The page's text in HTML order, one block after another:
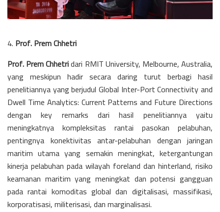
4. Prof. Prem Chhetri
Prof. Prem Chhetridari RMIT University, Melbourne, Australia,
yang meskipun hadir secara daring turut berbagi hasil
penelitiannya yang berjudul Global Inter-Port Connectivity and
Dwell Time Analytics: Current Patterns and Future Directions
dengan key remarks dari hasil penelitiannya yaitu
meningkatnya kompleksitas rantai pasokan pelabuhan,
pentingnya konektivitas antar-pelabuhan dengan jaringan
maritim utama yang semakin meningkat, ketergantungan
kinerja pelabuhan pada wilayah foreland dan hinterland, risiko
keamanan maritim yang meningkat dan potensi gangguan
pada rantai komoditas global dan digitalisasi, massifikasi,
korporatisasi, militerisasi, dan marginalisasi.